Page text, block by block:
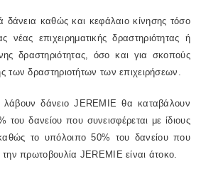
δάνεια καθώς και κεφάλαιο κίνησης τόσο
νέας επιχειρηματικής δραστηριότητας ή
δραστηριότητας, όσο και για σκοπούς
των δραστηριοτήτων των επιχειρήσεων.
λάβουν δάνειο JEREMIE θα καταβάλουν
του δανείου που συνεισφέρεται με ίδιους
το υπόλοιπο 50% του δανείου που
πρωτοβουλία JEREMIE είναι άτοκο.